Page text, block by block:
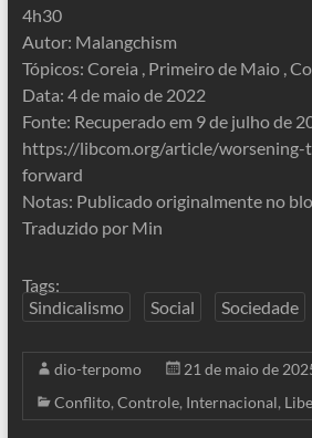
4h30
Autor: Malangchism
Tópicos: Coreia , Primeiro de Maio ,
Data: 4 de maio de 2022
Fonte: Recuperado em 9 de julho de
https://libcom.org/article/worsening-
forward
Notas: Publicado originalmente no
Traduzido por Min
Tags:
Sindicalismo
Social Sociedade
dio-terpomo
21 de maio de
Conflito, Controle, Internacional,